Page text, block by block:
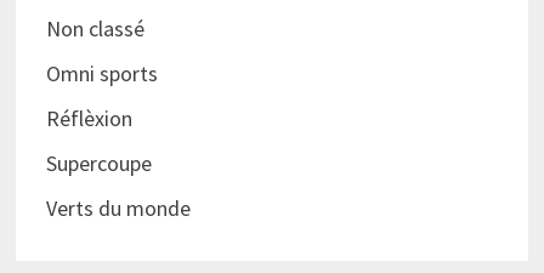
Non classé
Omni sports
Réflèxion
Supercoupe
Verts du monde